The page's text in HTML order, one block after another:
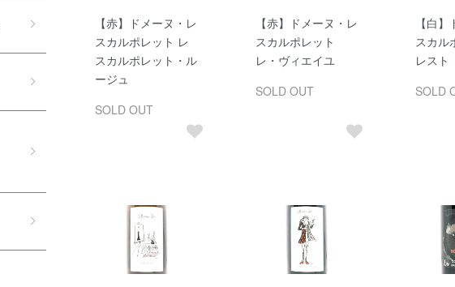
【赤】ドメーヌ・レ
スカルポレット レ
スカルポレット・ル
ージュ
SOLD OUT
【赤】ドメーヌ・レ
スカルポレット
レ・ヴィエイユ
SOLD OUT
【白
スカル
レスト
SOLD